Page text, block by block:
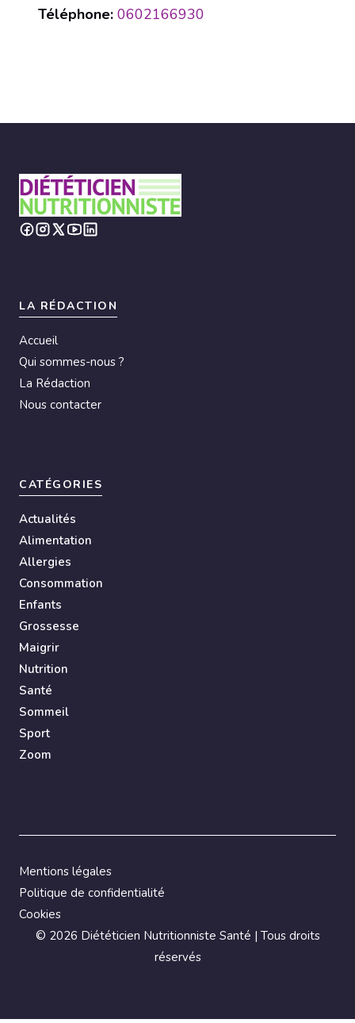
Téléphone: 0602166930
LA RÉDACTION
Accueil
Qui sommes-nous ?
La Rédaction
Nous contacter
CATÉGORIES
Actualités
Alimentation
Allergies
Consommation
Enfants
Grossesse
Maigrir
Nutrition
Santé
Sommeil
Sport
Zoom
© 2026 Diététicien Nutritionniste Santé | Tous droits
réservés
Mentions légales
Politique de confidentialité
Cookies